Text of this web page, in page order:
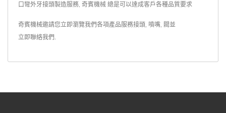
口彎外牙接頭製造服務, 奇賓機械 總是可以達成客戶各種品質要求
奇賓機械邀請您立即瀏覽我們各項產品服務接頭, 噴嘴, 閥並
立即聯絡我們.